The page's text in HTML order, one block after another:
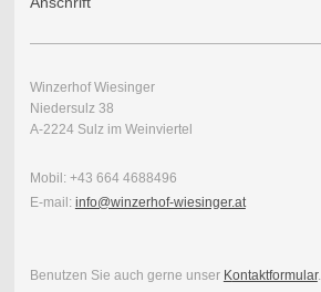
Winzerhof Wiesinger
Niedersulz 38
A-2224 Sulz im Weinviertel
Mobil: +43 664 4688496
E-mail: info@winzerhof-wiesinger.at
Benutzen Sie auch gerne unser Kontaktformular.